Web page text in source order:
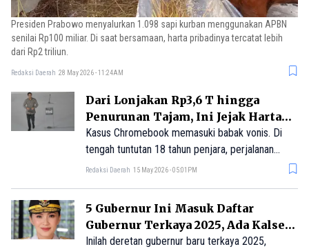
Presiden Prabowo menyalurkan 1.098 sapi kurban menggunakan APBN
senilai Rp100 miliar. Di saat bersamaan, harta pribadinya tercatat lebih
dari Rp2 triliun.
Redaksi Daerah 28 May 2026 - 11:24AM
Dari Lonjakan Rp3,6 T hingga
Penurunan Tajam, Ini Jejak Harta
Nadiem Makarim
Kasus Chromebook memasuki babak vonis. Di
tengah tuntutan 18 tahun penjara, perjalanan
kekayaan Nadiem Makarim kembali jadi sorotan
Redaksi Daerah 15 May 2026 - 05:01PM
5 Gubernur Ini Masuk Daftar
Gubernur Terkaya 2025, Ada Kalsel
dan Kaltim
Inilah deretan gubernur baru terkaya 2025,